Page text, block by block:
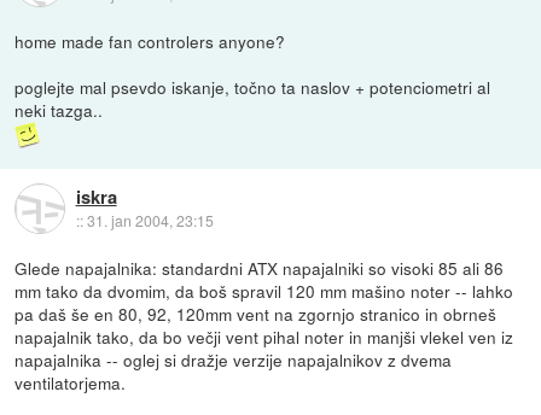
home made fan controlers anyone?
poglejte mal psevdo iskanje, točno ta naslov + potenciometri al
neki tazga..
iskra
::31. jan 2004, 23:15
Glede napajalnika: standardni ATX napajalniki so visoki 85 ali 86
mm tako da dvomim, da boš spravil 120 mm mašino noter -- lahko
pa daš še en 80, 92, 120mm vent na zgornjo stranico in obrneš
napajalnik tako, da bo večji vent pihal noter in manjši vlekel ven iz
napajalnika -- oglej si dražje verzije napajalnikov z dvema
ventilatorjema.